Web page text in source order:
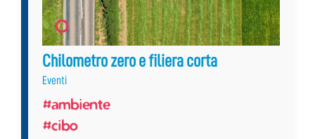
Chilometro zero e filiera corta
Eventi
#ambiente
#cibo